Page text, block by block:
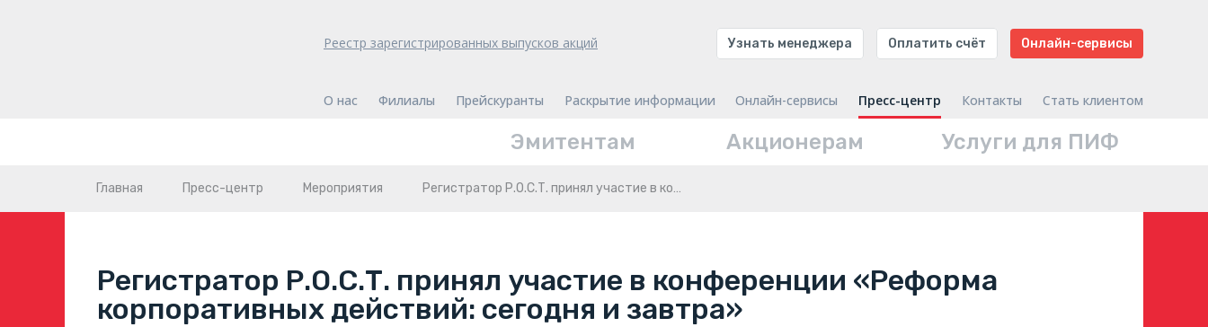
Реестр зарегистрированных выпусков акций Узнать менеджера Оплатить счёт Онлайн-сервисы
О нас Филиалы Прейскуранты Раскрытие информации Онлайн-сервисы Пресс-центр Контакты Стать клиентом
Эмитентам Акционерам Услуги для ПИФ
Главная Пресс-центр Мероприятия Регистратор Р.О.С.Т. принял участие в ко…
Регистратор Р.О.С.Т. принял участие в конференции «Реформа
корпоративных действий: сегодня и завтра»